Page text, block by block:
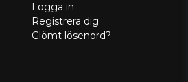
Logga in
Registrera dig
Glömt lösenord?